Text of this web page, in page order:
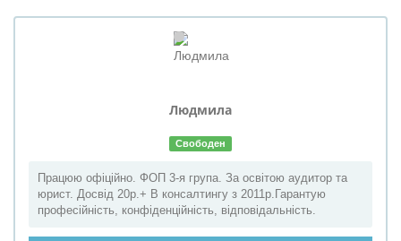
Людмила
Свободен
Працюю офіційно. ФОП 3-я група. За освітою аудитор та
юрист. Досвід 20р.+ В консалтингу з 2011р.Гарантую
професійність, конфіденційність, відповідальність.